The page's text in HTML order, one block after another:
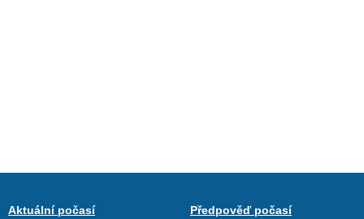
Aktuální počasí
Předpověď počasí